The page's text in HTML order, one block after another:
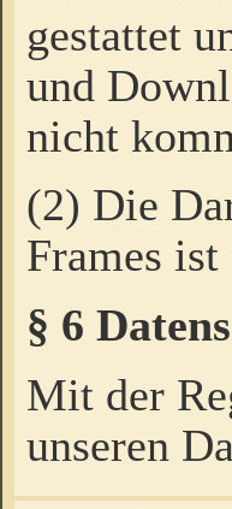
gestattet
und
nicht
(2) Die
Frames
§ 6
Mit der
unseren